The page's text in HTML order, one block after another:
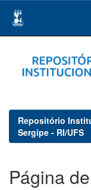
navigation
Repositório
Sergipe - RI/UFS
Página